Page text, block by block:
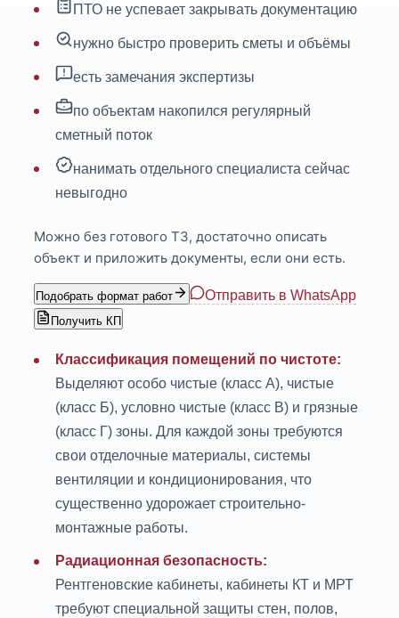
ПТО не успевает закрывать документацию
нужно быстро проверить сметы и объёмы
есть замечания экспертизы
по объектам накопился регулярный
сметный поток
нанимать отдельного специалиста сейчас
невыгодно
Можно без готового ТЗ, достаточно описать
объект и приложить документы, если они есть.
Подобрать формат работ Отправить в WhatsApp
Получить КП
Классификация помещений по чистоте:
Выделяют особо чистые (класс А), чистые
(класс Б), условно чистые (класс В) и грязные
(класс Г) зоны. Для каждой зоны требуются
свои отделочные материалы, системы
вентиляции и кондиционирования, что
существенно удорожает строительно-
монтажные работы.
Радиационная безопасность:
Рентгеновские кабинеты, кабинеты КТ и МРТ
требуют специальной защиты стен, полов,